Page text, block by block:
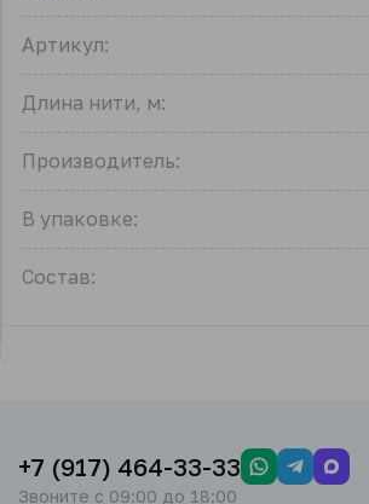
Артикул:
Длина нити, м:
Производитель:
В упаковке:
Состав:
+7 (917) 464-33-33
Звоните с 09:00 до 18:00